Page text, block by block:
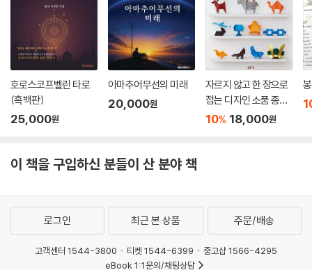
호로스코프벨린 타로
(흑백판)
25,000원
아마추어무선의 미래
20,000원
자르지 않고 한 장으로
접는 디자인 소품 종이
접기 인테리어
10% 18,000원
이 책을 구입하신 분들이 산 분야 책
로그인 최근 본 상품 주문/배송
고객센터 1544-3800 티켓 1544-6399
중고샵 1566-4295
eBook 1:1문의/채팅상담